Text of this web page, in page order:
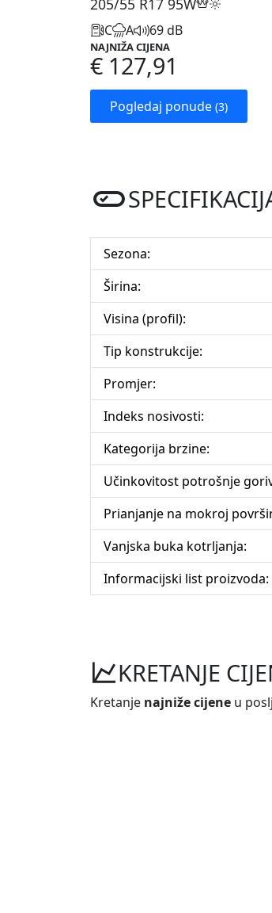
205/55 R17 95W
C A 69 dB
NAJNIŽA CIJENA
€ 127,91
Pogledaj ponude (3)
Sezona:
Širina:
Visina (profil):
Tip konstrukcije:
Promjer:
Indeks nosivosti:
Kategorija brzine:
Učinkovitost potrošnje
Prianjanje na mokroj
Vanjska buka kotrljanja:
Informacijski list proizvoda:
KRETANJE
Kretanje najniže cijene u